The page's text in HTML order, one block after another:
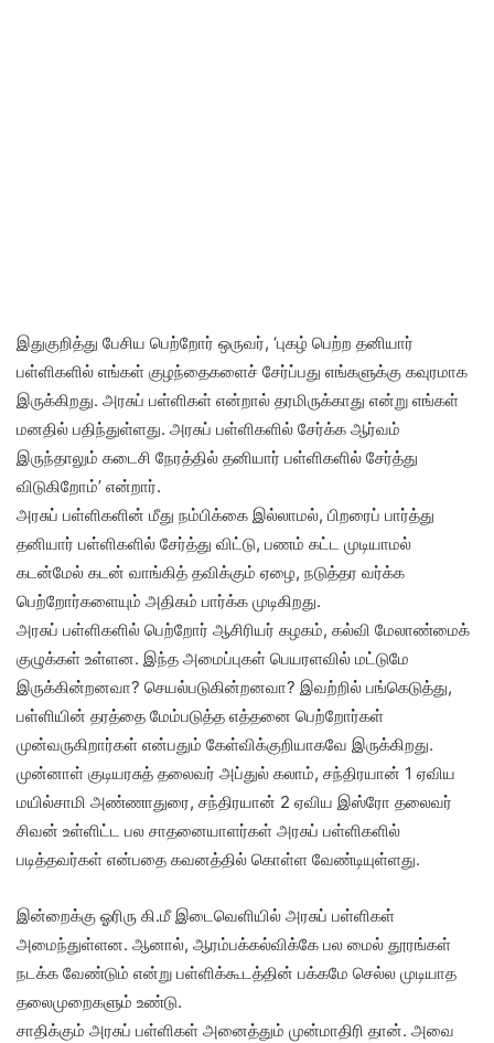
இதுகுறித்து பேசிய பெற்றோர் ஒருவர், ‘புகழ் பெற்ற தனியார்
பள்ளிகளில் எங்கள் குழந்தைகளைச் சேர்ப்பது எங்களுக்கு கவுரமாக
இருக்கிறது. அரசுப் பள்ளிகள் என்றால் தரமிருக்காது என்று எங்கள்
மனதில் பதிந்துள்ளது. அரசுப் பள்ளிகளில் சேர்க்க ஆர்வம்
இருந்தாலும் கடைசி நேரத்தில் தனியார் பள்ளிகளில் சேர்த்து
விடுகிறோம்’ என்றார்.
அரசுப் பள்ளிகளின் மீது நம்பிக்கை இல்லாமல், பிறரைப் பார்த்து
தனியார் பள்ளிகளில் சேர்த்து விட்டு, பணம் கட்ட முடியாமல்
கடன்மேல் கடன் வாங்கித் தவிக்கும் ஏழை, நடுத்தர வர்க்க
பெற்றோர்களையும் அதிகம் பார்க்க முடிகிறது.
அரசுப் பள்ளிகளில் பெற்றோர் ஆசிரியர் கழகம், கல்வி மேலாண்மைக்
குழுக்கள் உள்ளன. இந்த அமைப்புகள் பெயரளவில் மட்டுமே
இருக்கின்றனவா? செயல்படுகின்றனவா? இவற்றில் பங்கெடுத்து,
பள்ளியின் தரத்தை மேம்படுத்த எத்தனை பெற்றோர்கள்
முன்வருகிறார்கள் என்பதும் கேள்விக்குறியாகவே இருக்கிறது.
முன்னாள் குடியரசுத் தலைவர் அப்துல் கலாம், சந்திரயான் 1 ஏவிய
மயில்சாமி அண்ணாதுரை, சந்திரயான் 2 ஏவிய இஸ்ரோ தலைவர்
சிவன் உள்ளிட்ட பல சாதனையாளர்கள் அரசுப் பள்ளிகளில்
படித்தவர்கள் என்பதை கவனத்தில் கொள்ள வேண்டியுள்ளது.
இன்றைக்கு ஓரிரு கி.மீ இடைவெளியில் அரசுப் பள்ளிகள்
அமைந்துள்ளன. ஆனால், ஆரம்பக்கல்விக்கே பல மைல் தூரங்கள்
நடக்க வேண்டும் என்று பள்ளிக்கூடத்தின் பக்கமே செல்ல முடியாத
தலைமுறைகளும் உண்டு.
சாதிக்கும் அரசுப் பள்ளிகள் அனைத்தும் முன்மாதிரி தான். அவை